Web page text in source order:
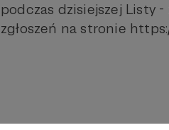
podczas dzisiejszej Listy -
zgłoszeń na stronie